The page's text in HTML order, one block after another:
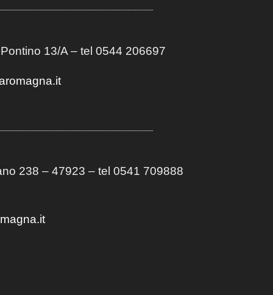
13/A– tel 0544 206697
238 – 47923 – tel 0541 709888